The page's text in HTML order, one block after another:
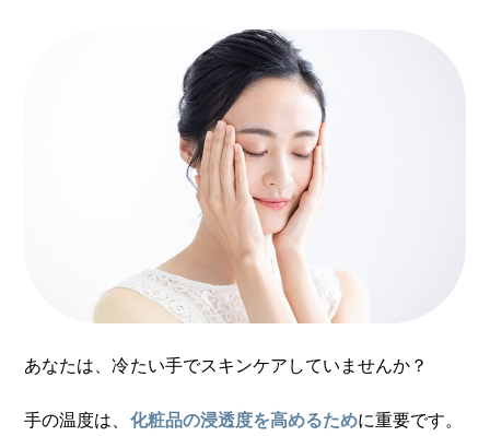
あなたは、冷たい手でスキンケアしていませんか？
手の温度は、 化粧品の浸透度を高めるために重要です。